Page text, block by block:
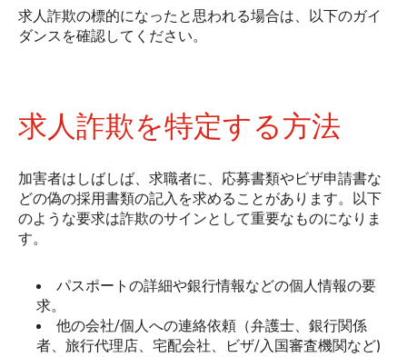
求人詐欺の標的になったと思われる場合は、以下のガイ
ダンスを確認してください。
求人詐欺を特定する方法
加害者はしばしば、求職者に、応募書類やビザ申請書な
どの偽の採用書類の記入を求めることがあります。以下
のような要求は詐欺のサインとして重要なものになりま
す。
パスポートの詳細や銀行情報などの個人情報の要
求。
他の会社/個人への連絡依頼（弁護士、銀行関係
者、旅行代理店、宅配会社、ビザ/入国審査機関など)